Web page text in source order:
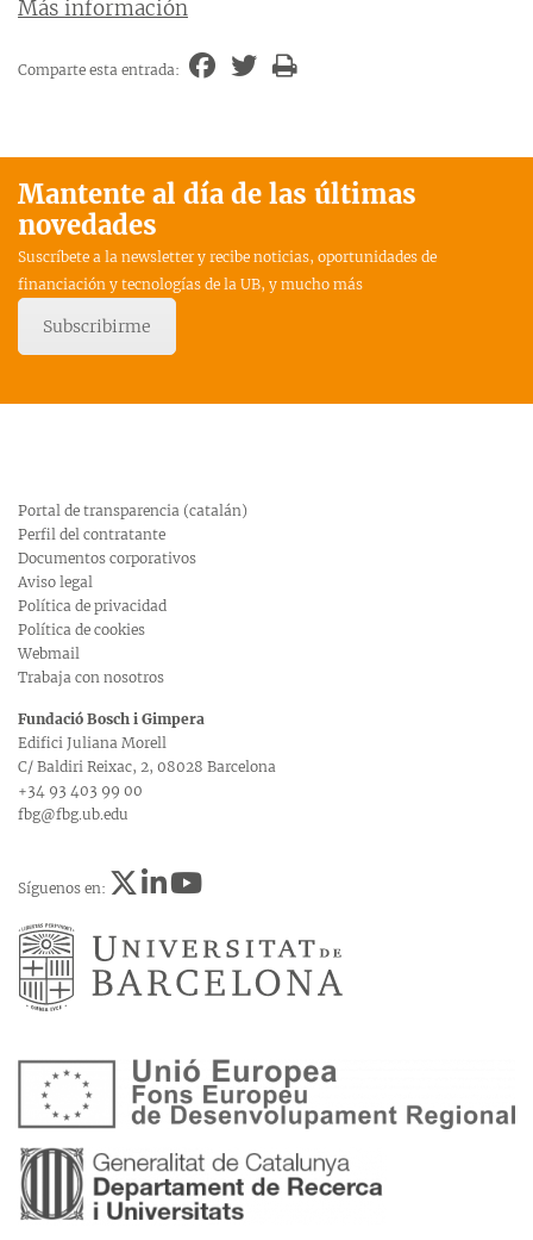
Más información
Comparte esta entrada:
Mantente al día de las últimas
novedades
Suscríbete a la newsletter y recibe noticias, oportunidades de
financiación y tecnologías de la UB, y mucho más
Subscribirme
Portal de transparencia (catalán)
Perfil del contratante
Documentos corporativos
Aviso legal
Política de privacidad
Política de cookies
Webmail
Trabaja con nosotros
Fundació Bosch i Gimpera
Edifici Juliana Morell
C/ Baldiri Reixac, 2, 08028 Barcelona
+34 93 403 99 00
fbg@fbg.ub.edu
Síguenos en: